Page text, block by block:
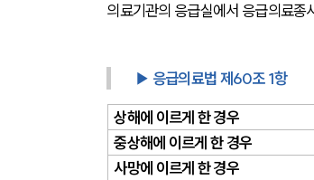
의료기관의 응급실에서 응급의료종
▶ 응급의료법 제60조 1항
상해에 이르게 한 경우
중상해에 이르게 한 경우
사망에 이르게 한 경우